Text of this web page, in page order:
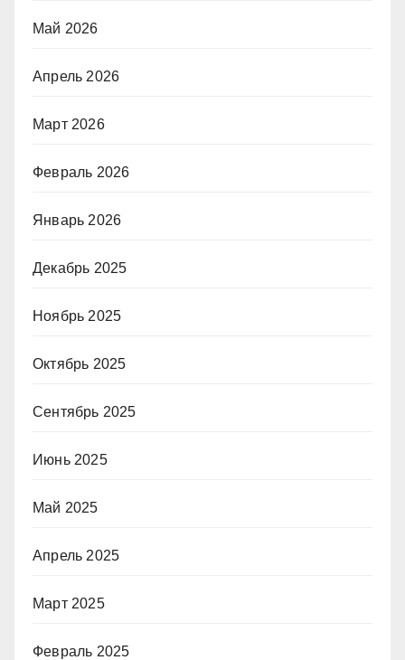
Май 2026
Апрель 2026
Март 2026
Февраль 2026
Январь 2026
Декабрь 2025
Ноябрь 2025
Октябрь 2025
Сентябрь 2025
Июнь 2025
Май 2025
Апрель 2025
Март 2025
Февраль 2025